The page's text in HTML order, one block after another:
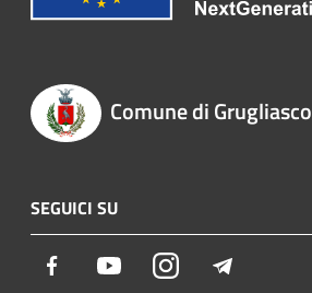
Comune di Grugliasco
SEGUICI SU
Facebook YoutubeInstagram